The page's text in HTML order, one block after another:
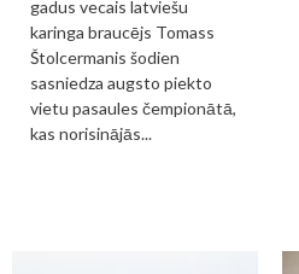
gadus vecais latviešu
karinga braucējs Tomass
Štolcermanis šodien
sasniedza augsto piekto
vietu pasaules čempionātā,
kas norisinājās...